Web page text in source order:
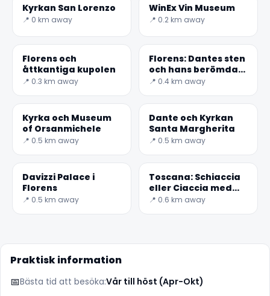
Kyrkan San Lorenzo
📍 0 km away
WinEx Vin Museum
📍 0.2 km away
Florens och
åttkantiga kupolen
📍 0.3 km away
Florens: Dantes sten
och hans berömda
minne
📍 0.4 km away
Kyrka och Museum
of Orsanmichele
📍 0.5 km away
Dante och Kyrkan
Santa Margherita
📍 0.5 km away
Davizzi Palace i
Florens
📍 0.5 km away
Toscana: Schiaccia
eller Ciaccia med
extra jungfruolja
📍 0.6 km away
Praktisk information
📅Bästa tid att besöka:Vår till höst (Apr-Okt)
🏆🏆 #1 Trip Planner 2026
★★★★★